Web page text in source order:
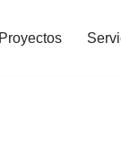
Proyectos